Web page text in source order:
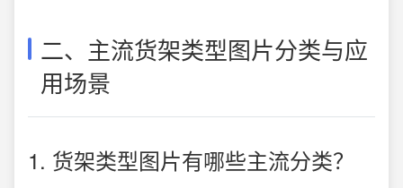
二、主流货架类型图片分类与应
用场景
1. 货架类型图片有哪些主流分类？